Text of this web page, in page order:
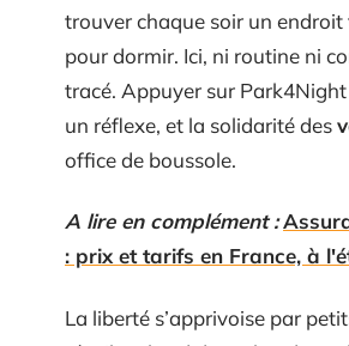
trouver chaque soir un
pour dormir. Ici, ni routine ni
tracé. Appuyer sur
un réflexe, et la solidarité des
office de boussole.
A lire en complément :
: prix et tarifs en France, à
La liberté s’apprivoise par